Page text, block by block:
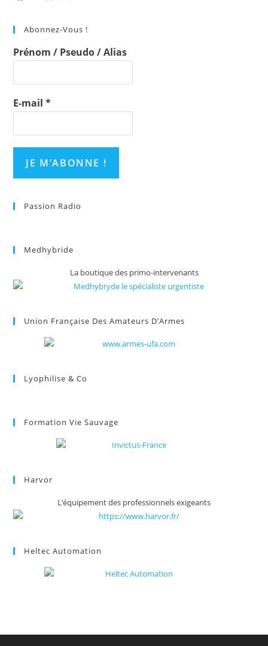
Abonnez-Vous !
Prénom / Pseudo / Alias
E-mail*
Passion Radio
Medhybride
La boutique des primo-intervenants
Union Française Des Amateurs D’Armes
Lyophilise & Co
Formation Vie Sauvage
Harvor
L’équipement des professionnels exigeants
Heltec Automation